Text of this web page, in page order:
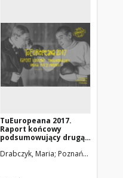
TuEuropeana 2017.
Raport końcowy
podsumowujący drugą
Drabczyk, Maria Poznańska, Kamila